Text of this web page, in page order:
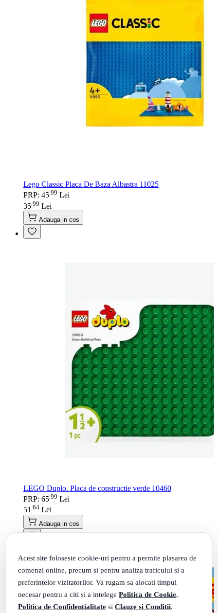
Acest site foloseste cookie-uri pentru a permite plasarea de
comenzi online, precum si pentru analiza traficului si a
preferintelor vizitatorilor. Va rugam sa alocati timpul
necesar pentru a citi si a intelege Politica de Cookie,
Politica de Confidentialitate si Clauze si Conditii.
Lego Classic Placa De Baza Albastra 11025
PRP: 45 99 Lei
35 99 Lei
Adauga in cos
LEGO Duplo. Placa de constructie verde 10460
PRP: 65 99 Lei
51 64 Lei
Adauga in cos